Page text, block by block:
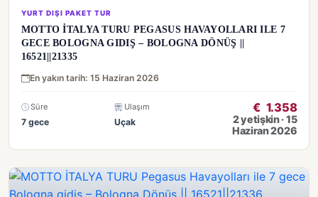
YURT DIŞI PAKET TUR
MOTTO İTALYA TURU PEGASUS HAVAYOLLARI ILE 7
GECE BOLOGNA GIDIŞ – BOLOGNA DÖNÜŞ ||
16521||21335
En yakın tarih: 15 Haziran 2026
Süre
7 gece
Ulaşım
Uçak
€ 1.358
2 yetişkin · 15
Haziran 2026